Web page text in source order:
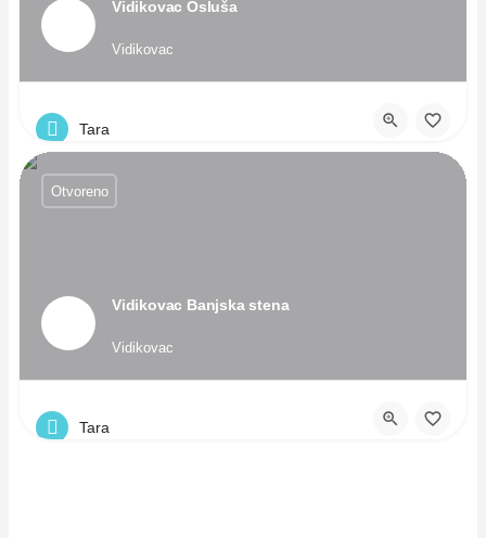
Vidikovac Osluša
Vidikovac
Tara
Vidikovac Banjska stena
Vidikovac
Otvoreno
Tara